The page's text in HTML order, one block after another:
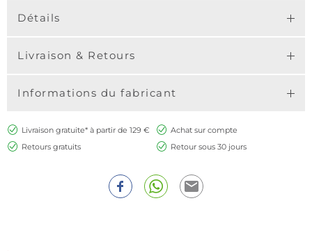
Détails
Livraison & Retours
Informations du fabricant
Livraison gratuite* à partir de 129 €
Achat sur compte
Retours gratuits
Retour sous 30 jours